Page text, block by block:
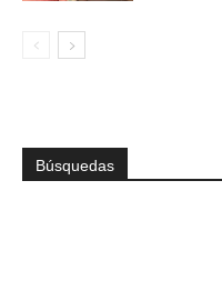
Búsquedas